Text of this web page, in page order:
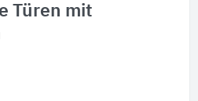
Türen mit